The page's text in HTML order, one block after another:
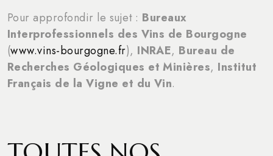
Pour approfondir le sujet : Bureaux
Interprofessionnels des Vins de Bourgogne
(www.vins-bourgogne.fr), INRAE, Bureau de
Recherches Géologiques et Minières, Institut
Français de la Vigne et du Vin.